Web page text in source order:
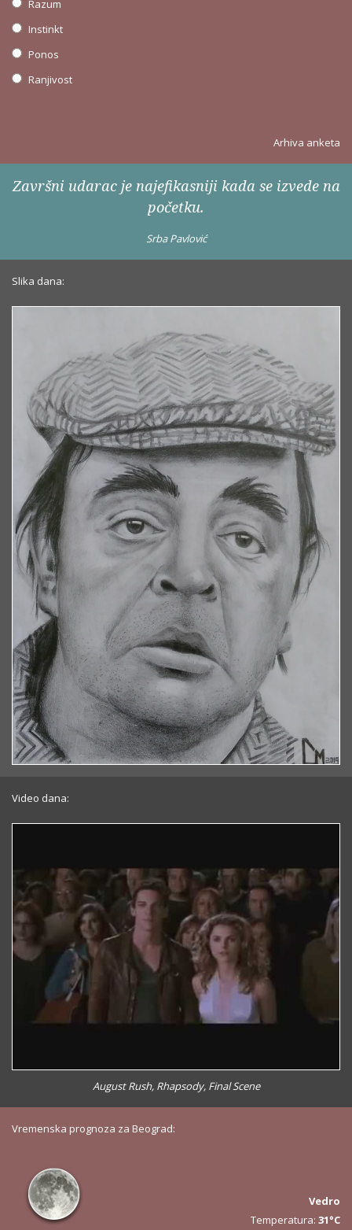
Razum
Instinkt
Ponos
Ranjivost
Arhiva anketa
Završni udarac je najefikasniji kada se izvede na
početku.
Srba Pavlović
Slika dana:
Video dana:
August Rush, Rhapsody, Final Scene
Vremenska prognoza za Beograd:
Vedro
Temperatura: 31°C